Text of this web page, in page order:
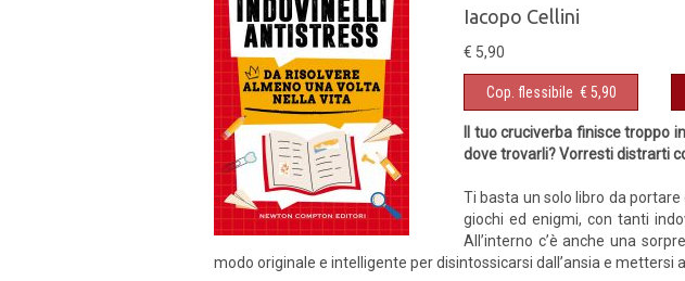
Iacopo Cellini
€ 5,90
Cop. flessibile € 5,90
Il tuo cruciverba finisce troppo
dove trovarli? Vorresti distrarti
Ti basta un solo libro da
giochi ed enigmi, con tanti
All’interno c’è anche una
modo originale e intelligente per disintossicarsi dall’ansia e mettersi